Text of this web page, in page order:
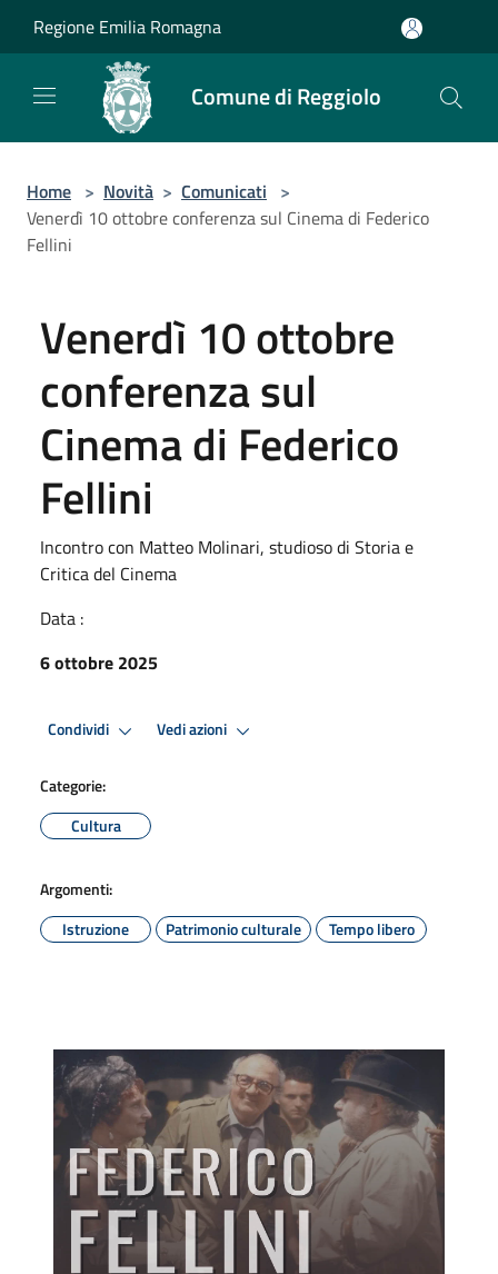
Regione Emilia Romagna
Comune di Reggiolo
Home > Novità > Comunicati >
Venerdì 10 ottobre conferenza sul Cinema di Federico
Fellini
Venerdì 10 ottobre
conferenza sul
Cinema di Federico
Fellini
Incontro con Matteo Molinari, studioso di Storia e
Critica del Cinema
Data :
6 ottobre 2025
Condividi Vedi azioni
Categorie:
Cultura
Argomenti:
Istruzione
Patrimonio culturale Tempo libero